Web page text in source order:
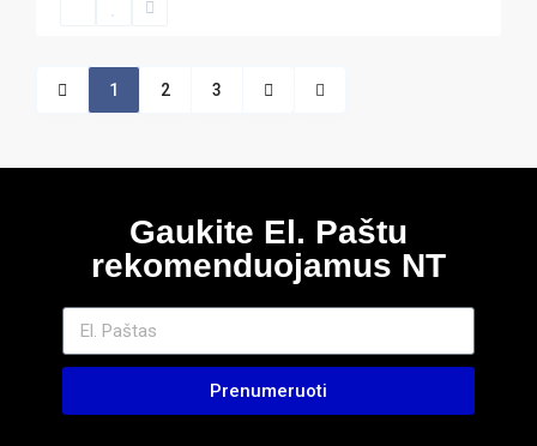
1 2 3
Gaukite El. Paštu
rekomenduojamus NT
Prenumeruoti